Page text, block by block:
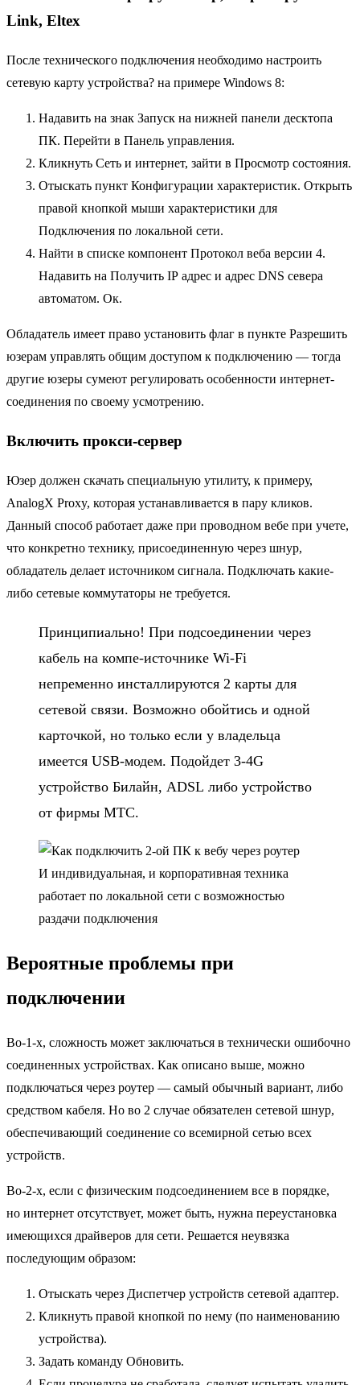
Link, Eltex
После технического подключения необходимо настроить
сетевую карту устройства? на примере Windows 8:
Надавить на знак Запуск на нижней панели десктопа
ПК. Перейти в Панель управления.
Кликнуть Сеть и интернет, зайти в Просмотр состояния.
Отыскать пункт Конфигурации характеристик. Открыть
правой кнопкой мыши характеристики для
Подключения по локальной сети.
Найти в списке компонент Протокол веба версии 4.
Надавить на Получить IP адрес и адрес DNS севера
автоматом. Ок.
Обладатель имеет право установить флаг в пункте Разрешить
юзерам управлять общим доступом к подключению — тогда
другие юзеры сумеют регулировать особенности интернет-
соединения по своему усмотрению.
Включить прокси-сервер
Юзер должен скачать специальную утилиту, к примеру,
AnalogX Proxy, которая устанавливается в пару кликов.
Данный способ работает даже при проводном вебе при учете,
что конкретно технику, присоединенную через шнур,
обладатель делает источником сигнала. Подключать какие-
либо сетевые коммутаторы не требуется.
Принципиально! При подсоединении через
кабель на компе-источнике Wi-Fi
непременно инсталлируются 2 карты для
сетевой связи. Возможно обойтись и одной
карточкой, но только если у владельца
имеется USB-модем. Подойдет 3-4G
устройство Билайн, ADSL либо устройство
от фирмы МТС.
И индивидуальная, и корпоративная техника
работает по локальной сети с возможностью
раздачи подключения
Вероятные проблемы при
подключении
Во-1-х, сложность может заключаться в технически ошибочно
соединенных устройствах. Как описано выше, можно
подключаться через роутер — самый обычный вариант, либо
средством кабеля. Но во 2 случае обязателен сетевой шнур,
обеспечивающий соединение со всемирной сетью всех
устройств.
Во-2-х, если с физическим подсоединением все в порядке,
но интернет отсутствует, может быть, нужна переустановка
имеющихся драйверов для сети. Решается неувязка
последующим образом:
Отыскать через Диспетчер устройств сетевой адаптер.
Кликнуть правой кнопкой по нему (по наименованию
устройства).
Задать команду Обновить.